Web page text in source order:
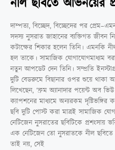
দাম্পত্য, বিচ্ছেদ, বিচ্ছেদের পর
সদস্য নুসরাত জাহানের ব্যক্তিগত জীবন
কটাক্ষের শিকার হলেন তিনি। এমনকি
হল তাকে। সামাজিক যোগাযোগমাধ্যম
নতুন আপডেট দেন তিনি। সম্প্রতি
দুটি বেডরুমে বিছানার ওপর শুয়ে থাকা
লিখেছেন, ‘ফ্রম অ্যানাদার পয়েন্ট অব
ক্যাপশনের মাধ্যমে অন্যরকম
ছবি দুটি পোস্ট করা মাত্রই সামাজিক
নেটিজেন নুসরাতের ছবিটিকে প্রশংসায়
এক নেটিজেন তো নুসরাতকে নীল ছবিতে
তাই নয়, সেই